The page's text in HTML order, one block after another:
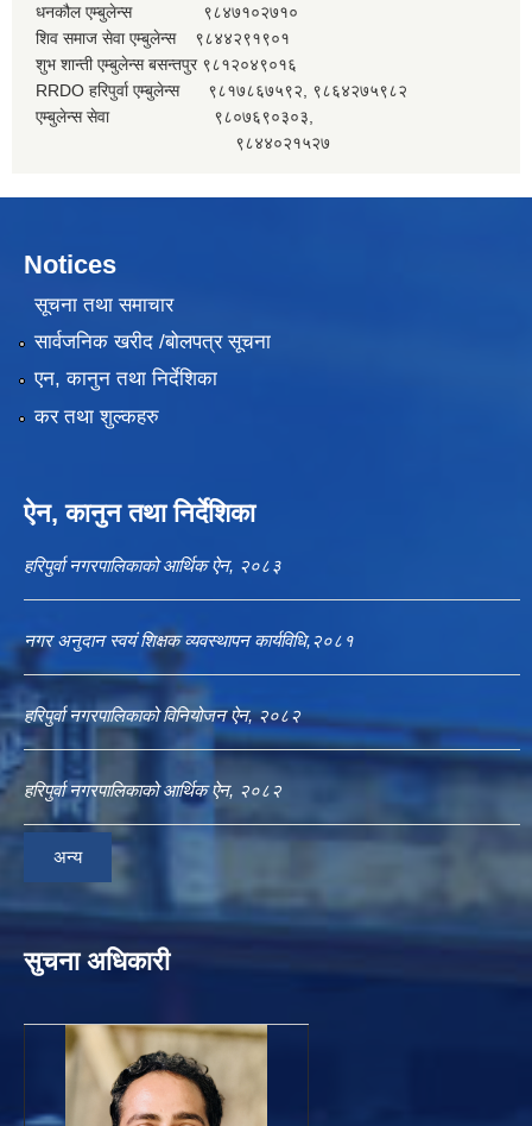
धनकौल एम्बुलेन्स ९८४७१०२७१०
शिव समाज सेवा एम्बुलेन्स ९८४४२९१९०१
शुभ शान्ती एम्बुलेन्स बसन्तपुर ९८१२०४९०१६
RRDO हरिपुर्वा एम्बुलेन्स ९८१७८६७५९२, ९८६४२७५९८२
एम्बुलेन्स सेवा ९८०७६९०३०३,
९८४४०२१५२७
Notices
सूचना तथा समाचार
सार्वजनिक खरीद /बोलपत्र सूचना
एन, कानुन तथा निर्देशिका
कर तथा शुल्कहरु
ऐन, कानुन तथा निर्देशिका
हरिपुर्वा नगरपालिकाको आर्थिक ऐन, २०८३
नगर अनुदान स्वयं शिक्षक व्यवस्थापन कार्यविधि,२०८१
हरिपुर्वा नगरपालिकाको विनियोजन ऐन, २०८२
हरिपुर्वा नगरपालिकाको आर्थिक ऐन, २०८२
अन्य
सुचना अधिकारी